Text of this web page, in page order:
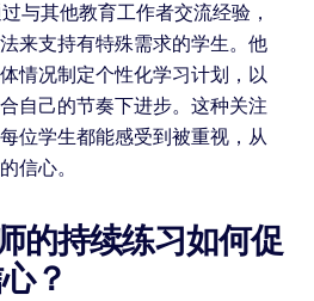
与其他教育工作者交流经验，
来支持有特殊需求的学生。他
情况制定个性化学习计划，以
自己的节奏下进步。这种关注
位学生都能感受到被重视，从
信心。
的持续练习如何促
？